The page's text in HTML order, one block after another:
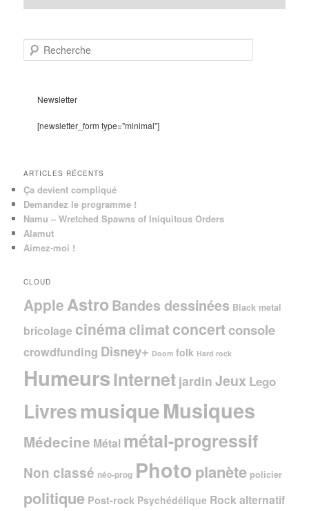
e
Newsletter
[newsletter_form type="minimal"]
ARTICLES RÉCENTS
Ça devient compliqué
Demandez le programme !
Namu – Wretched Spawns of Iniquitous Orders
Alamut
Aimez-moi !
CLOUD
Apple AstroBandes dessinées Black metal
bricolage cinéma climat concertconsole
crowdfunding Disney+ Doom folk Hard rock
HumeursInternet jardin Jeux Lego
LivresmusiqueMusiques
Médecine Métal métal-progressif
Non classé néo-prog Photo planète policier
politique Post-rock Psychédélique Rock alternatif